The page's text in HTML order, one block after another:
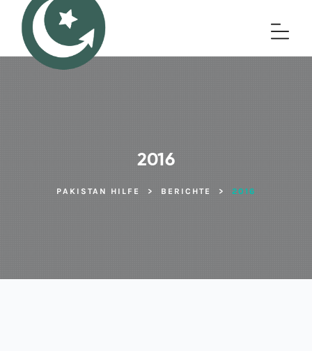
2016
PAKISTAN HILFE > BERICHTE > 2016